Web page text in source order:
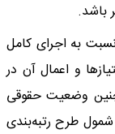
باشد.
به اجرای کامل
و اعمال آن در
وضعیت حقوقی
شمول طرح رتبه‌بندی